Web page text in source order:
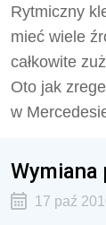
Rytmiczny
mieć wiele
całkowite
Oto jak
w
Wymiana
17 paź